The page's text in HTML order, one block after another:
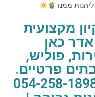
ממנו
מקצועית
אדר כאן
פוליש,
פרטיים.